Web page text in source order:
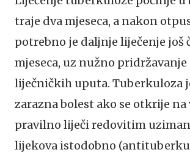
traje dva mjeseca, a nakon
potrebno je daljnje liječenje još
mjeseca, uz nužno pridržavanje
liječničkih uputa. Tuberkuloza
zarazna bolest ako se otkrije
pravilno liječi redovitim
lijekova istodobno